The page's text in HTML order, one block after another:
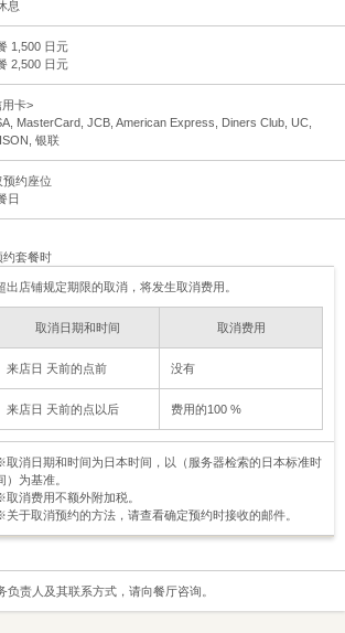
息
1,500 日元
2,500 日元
用卡>
MasterCard, JCB, American Express, Diners Club, UC,
银联
预约座位
日
约套餐时
出店铺规定期限的取消，将发生取消费用。
取消日期和时间 取消费用
来店日 天前的点前 没有
来店日 天前的点以后 费用的100 %
取消日期和时间为日本时间，以（服务器检索的日本标准时
）为基准。
取消费用不额外附加税。
关于取消预约的方法，请查看确定预约时接收的邮件。
负责人及其联系方式，请向餐厅咨询。